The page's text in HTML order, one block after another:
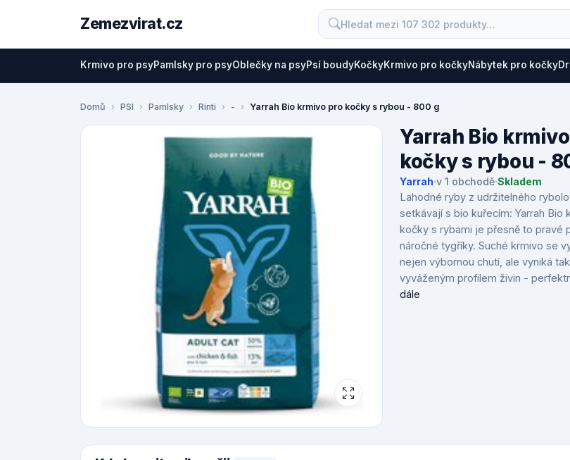
Zemezvirat.cz
Krmivo pro psyPamlsky pro psyOblečky na psyPsí boudyKočkyKrmivo pro kočkyNábytek pro kočky
Domů PSI Pamlsky Rinti - Yarrah Bio krmivo pro kočky s rybou - 800 g
Yarrah Bio
kočky s rybou -
Yarrah·v 1 obchodě·Skladem
Lahodné ryby z udržitelného
setkávají s bio kuřecím: Yarrah Bio
kočky s rybami je přesně to pravé
náročné tygříky. Suché krmivo se
nejen výbornou chutí, ale vyniká
vyváženým profilem živin -
dále